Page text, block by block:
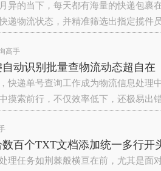
异的当下，每天都有海量的快递包
递物流状态，并精准筛选出指定揽件
高手
动识别批量查物流动态超自在
快递单号查询工作成为物流信息处
摸索前行，不仅效率低下，还极易出
百个TXT文档添加统一多行开
理任务如荆棘般横亘在前，尤其是